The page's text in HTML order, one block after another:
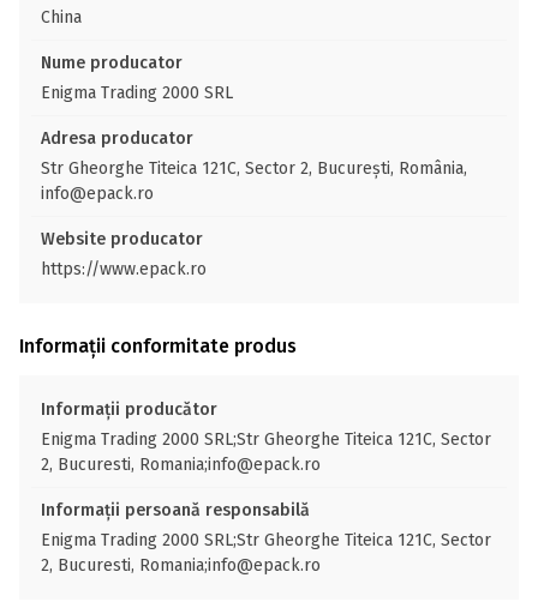
China
Nume producator
Enigma Trading 2000 SRL
Adresa producator
Str Gheorghe Titeica 121C, Sector 2, București, România,
info@epack.ro
Website producator
https://www.epack.ro
Informații conformitate produs
Informații producător
Enigma Trading 2000 SRL;Str Gheorghe Titeica 121C, Sector
2, Bucuresti, Romania;info@epack.ro
Informații persoană responsabilă
Enigma Trading 2000 SRL;Str Gheorghe Titeica 121C, Sector
2, Bucuresti, Romania;info@epack.ro